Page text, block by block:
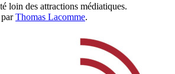
loin des attractions médiatiques.
Thomas Lacomme.